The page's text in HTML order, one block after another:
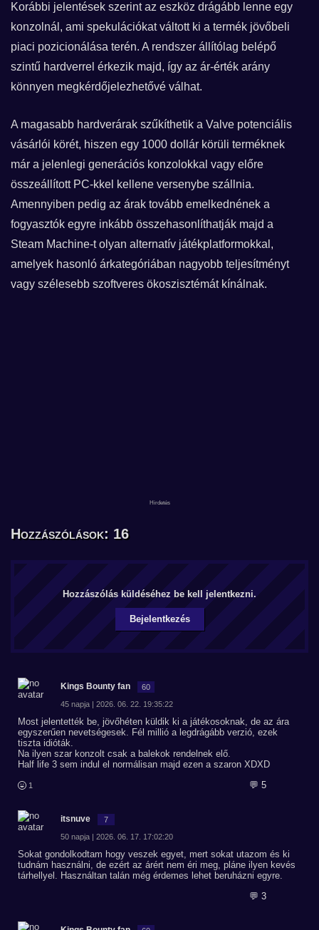
Korábbi jelentések szerint az eszköz drágább lenne egy
konzolnál, ami spekulációkat váltott ki a termék jövőbeli
piaci pozicionálása terén. A rendszer állítólag belépő
szintű hardverrel érkezik majd, így az ár-érték arány
könnyen megkérdőjelezhetővé válhat.
A magasabb hardverárak szűkíthetik a Valve potenciális
vásárlói körét, hiszen egy 1000 dollár körüli terméknek
már a jelenlegi generációs konzolokkal vagy előre
összeállított PC-kkel kellene versenybe szállnia.
Amennyiben pedig az árak tovább emelkednének a
fogyasztók egyre inkább összehasonlíthatják majd a
Steam Machine-t olyan alternatív játékplatformokkal,
amelyek hasonló árkategóriában nagyobb teljesítményt
vagy szélesebb szoftveres ökoszisztémát kínálnak.
Hozzászólások: 16
Hozzászólás küldéséhez be kell jelentkezni.
Bejelentkezés
Kings Bounty fan 60
45 napja | 2026. 06. 22. 19:35:22
Most jelentették be, jövőhéten küldik ki a játékosoknak, de az ára
egyszerűen nevetségesek. Fél millió a legdrágább verzió, ezek
tiszta idióták.
Na ilyen szar konzolt csak a balekok rendelnek elő.
Half life 3 sem indul el normálisan majd ezen a szaron XDXD
1 💬 5
itsnuve 7
50 napja | 2026. 06. 17. 17:02:20
Sokat gondolkodtam hogy veszek egyet, mert sokat utazom és ki
tudnám használni, de ezért az árért nem éri meg, pláne ilyen kevés
tárhellyel. Használtan talán még érdemes lehet beruházni egyre.
💬 3